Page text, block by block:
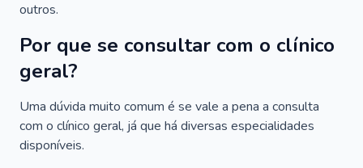
outros.
Por que se consultar com o clínico
geral?
Uma dúvida muito comum é se vale a pena a consulta
com o clínico geral, já que há diversas especialidades
disponíveis.